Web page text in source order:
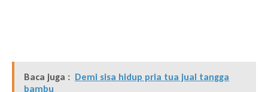
Baca juga : Demi sisa hidup pria tua jual tangga
bambu